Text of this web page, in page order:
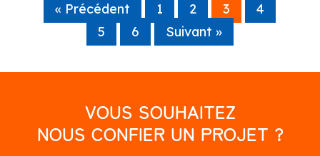
« Précédent 1 2 3
4
5
6 Suivant »
VOUS SOUHAITEZ
NOUS CONFIER UN PROJET ?